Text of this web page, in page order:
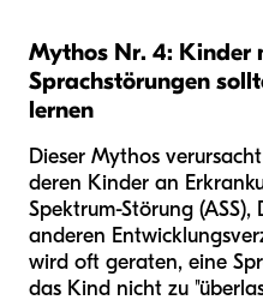
Mythos Nr. 4: Kinder
Sprachstörungen
lernen
Dieser Mythos
deren Kinder an
Spektrum-Störung
anderen
wird oft geraten, eine
das Kind nicht zu